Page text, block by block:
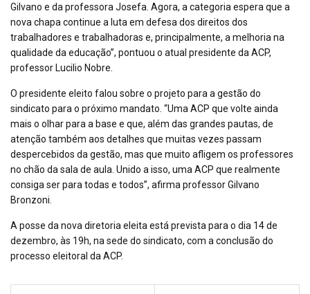
Gilvano e da professora Josefa. Agora, a categoria espera que a
nova chapa continue a luta em defesa dos direitos dos
trabalhadores e trabalhadoras e, principalmente, a melhoria na
qualidade da educação”, pontuou o atual presidente da ACP,
professor Lucilio Nobre.
O presidente eleito falou sobre o projeto para a gestão do
sindicato para o próximo mandato. “Uma ACP que volte ainda
mais o olhar para a base e que, além das grandes pautas, de
atenção também aos detalhes que muitas vezes passam
despercebidos da gestão, mas que muito afligem os professores
no chão da sala de aula. Unido a isso, uma ACP que realmente
consiga ser para todas e todos”, afirma professor Gilvano
Bronzoni.
A posse da nova diretoria eleita está prevista para o dia 14 de
dezembro, às 19h, na sede do sindicato, com a conclusão do
processo eleitoral da ACP.